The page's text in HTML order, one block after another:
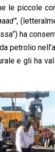
le piccole
,
ha
petrolio
e gli ha